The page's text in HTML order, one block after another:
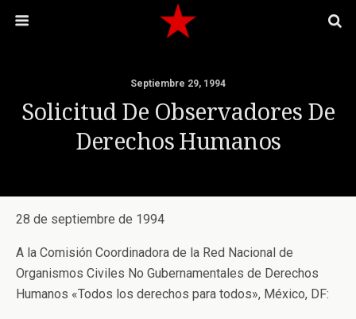
Septiembre 29, 1994
Solicitud De Observadores De
Derechos Humanos
28 de septiembre de 1994
A la Comisión Coordinadora de la Red Nacional de
Organismos Civiles No Gubernamentales de Derechos
Humanos «Todos los derechos para todos», México, DF: